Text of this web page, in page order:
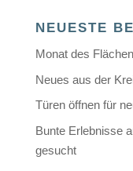
NEUESTE
Monat des
Neues aus der
Türen öffnen für
Bunte Erlebnisse
gesucht